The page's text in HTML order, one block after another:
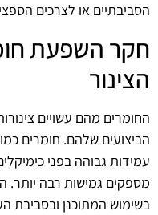
הסביבתיים או לצרכים
חקר השפעת
הצינור
החומרים מהם עשויים
הביצועים שלהם. חומרים כמו
עמידות גבוהה בפני
מספקים גמישות רבה יותר.
בשימוש המתוכנן ובסביבת